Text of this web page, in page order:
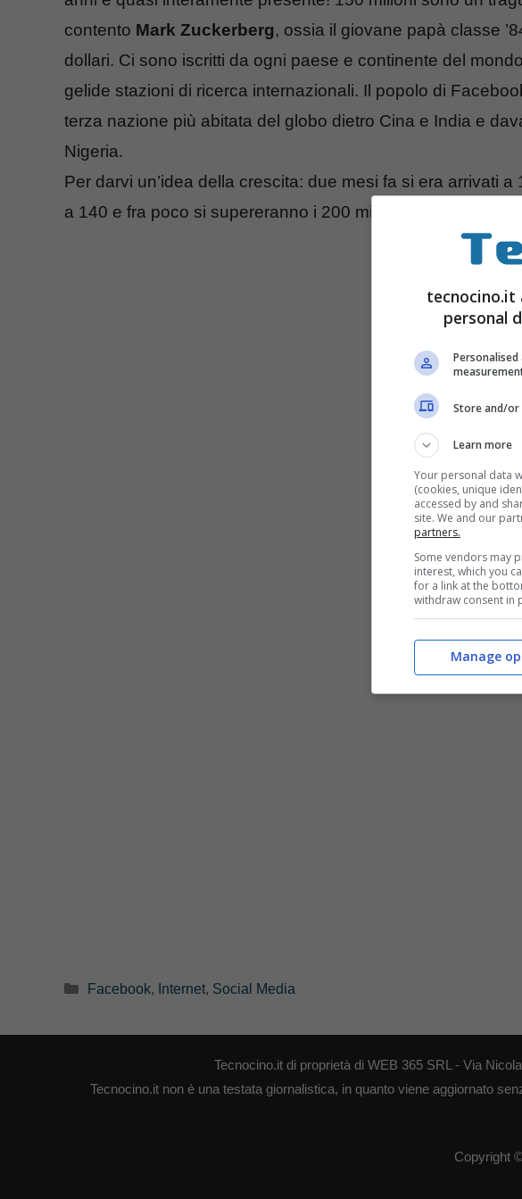
contento Mark Zuckerberg, ossia il giovane papà classe
dollari. Ci sono iscritti da ogni paese e continente del
gelide stazioni di ricerca internazionali. Il popolo di
terza nazione più abitata del globo dietro Cina e India e
Nigeria.
Per darvi un’idea della crescita: due mesi fa si era arrivati
a 140 e fra poco si supereranno i 200 milioni.
Categorie
Facebook, Internet, Social Media
Tecnocino.it di proprietà di WEB 365 SRL - Via
Tecnocino.it non è una testata giornalistica, in quanto viene aggiornato
Copyright
tecnocino.it
personal
Store and/or
Learn more
Your personal data
(cookies, unique
accessed by and
site. We and our
partners.
Some vendors may
interest, which you
for a link at the
withdraw consent in
Manage